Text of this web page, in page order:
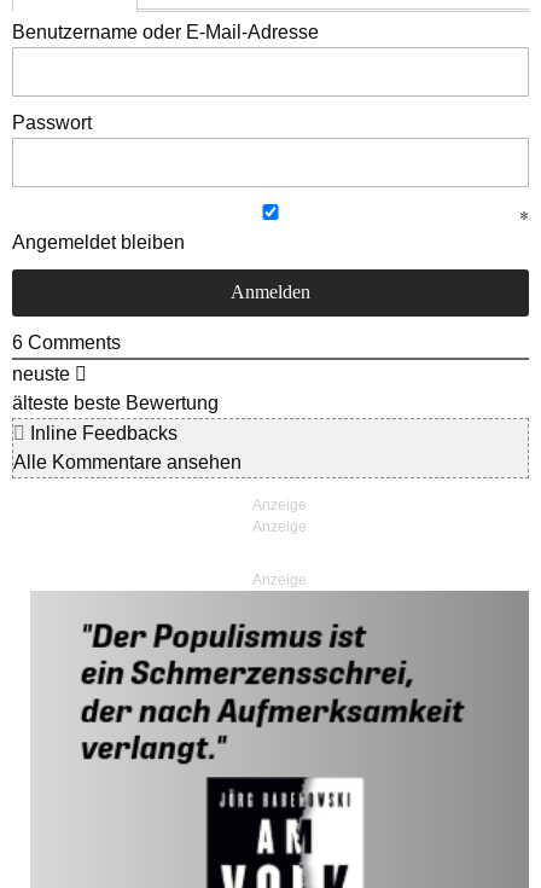
Benutzername oder E-Mail-Adresse
Passwort
Angemeldet bleiben
6 Comments
neuste
älteste beste Bewertung
Inline Feedbacks
Alle Kommentare ansehen
Anzeige